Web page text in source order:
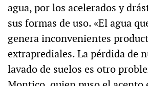
agua, por los acelerados y
sus formas de uso. «El agua
genera inconvenientes
extraprediales. La pérdida de
lavado de suelos es otro